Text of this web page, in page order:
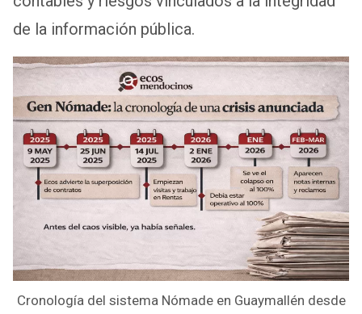
de la información pública.
Cronología del sistema Nómade en Guaymallén desde